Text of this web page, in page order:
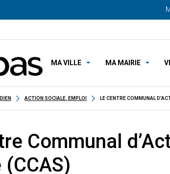
MA VILLE MA MAIRIE
ACTION SOCIALE, EMPLOI LE CENTRE COMMUNAL
Communal